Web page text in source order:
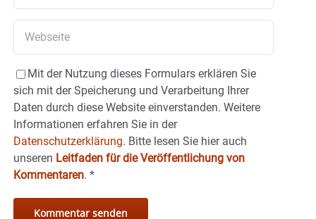
Mit der Nutzung dieses Formulars erklären Sie
sich mit der Speicherung und Verarbeitung Ihrer
Daten durch diese Website einverstanden. Weitere
Informationen erfahren Sie in der
Datenschutzerklärung. Bitte lesen Sie hier auch
unseren Leitfaden für die Veröffentlichung von
Kommentaren. *